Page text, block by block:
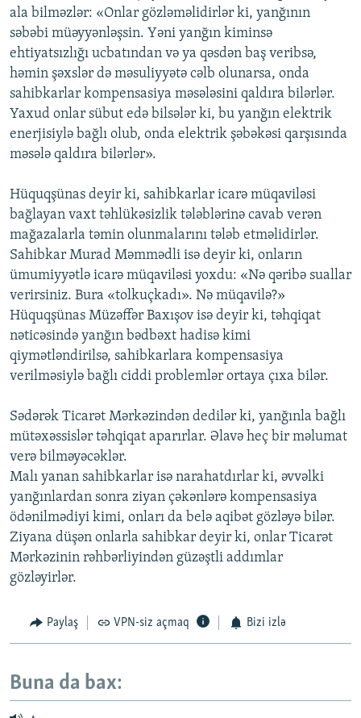
ala bilməzlər: «Onlar gözləməlidirlər ki, yanğının
səbəbi müəyyənləşsin. Yəni yanğın kiminsə
ehtiyatsızlığı ucbatından və ya qəsdən baş veribsə,
həmin şəxslər də məsuliyyətə cəlb olunarsa, onda
sahibkarlar kompensasiya məsələsini qaldıra bilərlər.
Yaxud onlar sübut edə bilsələr ki, bu yanğın elektrik
enerjisiylə bağlı olub, onda elektrik şəbəkəsi qarşısında
məsələ qaldıra bilərlər».
Hüquqşünas deyir ki, sahibkarlar icarə müqaviləsi
bağlayan vaxt təhlükəsizlik tələblərinə cavab verən
mağazalarla təmin olunmalarını tələb etməlidirlər.
Sahibkar Murad Məmmədli isə deyir ki, onların
ümumiyyətlə icarə müqaviləsi yoxdu: «Nə qəribə suallar
verirsiniz. Bura «tolkuçkadı». Nə müqavilə?»
Hüquqşünas Müzəffər Baxışov isə deyir ki, təhqiqat
nəticəsində yanğın bədbəxt hadisə kimi
qiymətləndirilsə, sahibkarlara kompensasiya
verilməsiylə bağlı ciddi problemlər ortaya çıxa bilər.
Sədərək Ticarət Mərkəzindən dedilər ki, yanğınla bağlı
mütəxəssislər təhqiqat aparırlar. Əlavə heç bir məlumat
verə bilməyəcəklər.
Malı yanan sahibkarlar isə narahatdırlar ki, əvvəlki
yanğınlardan sonra ziyan çəkənlərə kompensasiya
ödənilmədiyi kimi, onları da belə aqibət gözləyə bilər.
Ziyana düşən onlarla sahibkar deyir ki, onlar Ticarət
Mərkəzinin rəhbərliyindən güzəştli addımlar
gözləyirlər.
Paylaş VPN-siz açmaq Bizi izlə
Buna da bax: